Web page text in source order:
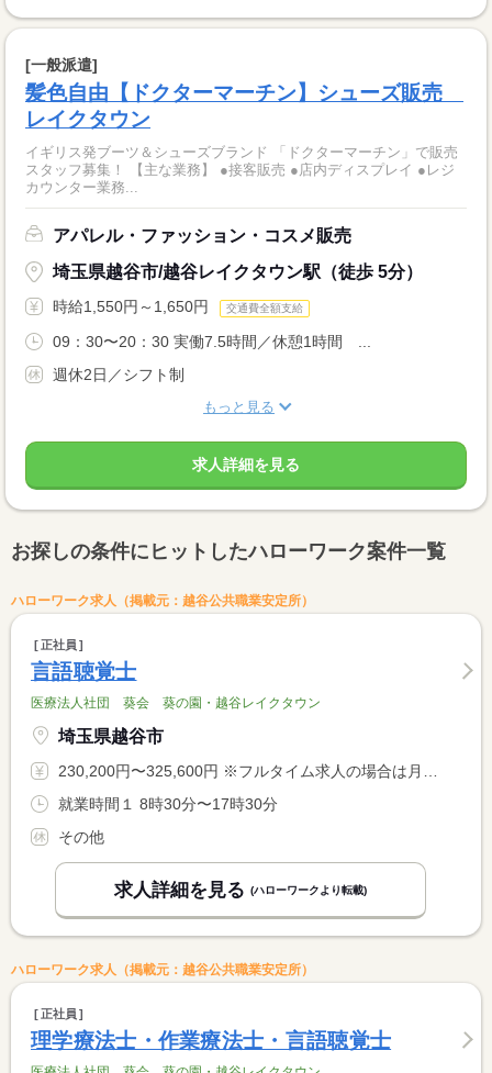
[一般派遣]
髪色自由【ドクターマーチン】シューズ販売
レイクタウン
イギリス発ブーツ＆シューズブランド 「ドクターマーチン」で販売
スタッフ募集！ 【主な業務】 ●接客販売 ●店内ディスプレイ ●レジ
カウンター業務...
アパレル・ファッション・コスメ販売
埼玉県越谷市/越谷レイクタウン駅（徒歩 5分）
時給1,550円～1,650円 交通費全額支給
09：30〜20：30 実働7.5時間／休憩1時間 ...
週休2日／シフト制
もっと見る
求人詳細を見る
お探しの条件にヒットしたハローワーク案件一覧
ハローワーク求人（掲載元：越谷公共職業安定所）
正社員
言語聴覚士
医療法人社団 葵会 葵の園・越谷レイクタウン
埼玉県越谷市
230,200円〜325,600円 ※フルタイム求人の場合は月額（換算額）、パート求人の場合は時間額を表示しています。
就業時間１ 8時30分〜17時30分
その他
求人詳細を見る (ハローワークより転載)
ハローワーク求人（掲載元：越谷公共職業安定所）
正社員
理学療法士・作業療法士・言語聴覚士